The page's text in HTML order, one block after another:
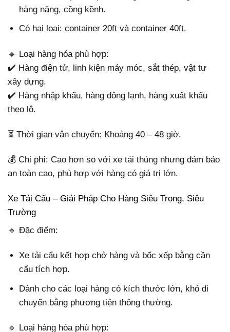
hàng nặng, cồng kềnh.
Có hai loại: container 20ft và container 40ft.
🔹 Loại hàng hóa phù hợp:
✔️ Hàng điện tử, linh kiện máy móc, sắt thép, vật tư
xây dựng.
✔️ Hàng nhập khẩu, hàng đông lạnh, hàng xuất khẩu
theo lô.
⏳ Thời gian vận chuyển: Khoảng 40 – 48 giờ.
💰 Chi phí: Cao hơn so với xe tải thùng nhưng đảm bảo
an toàn cao, phù hợp với hàng có giá trị lớn.
Xe Tải Cẩu – Giải Pháp Cho Hàng Siêu Trọng, Siêu
Trường
🔹 Đặc điểm:
Xe tải cẩu kết hợp chở hàng và bốc xếp bằng cần
cẩu tích hợp.
Dành cho các loại hàng có kích thước lớn, khó di
chuyển bằng phương tiện thông thường.
🔹 Loại hàng hóa phù hợp: